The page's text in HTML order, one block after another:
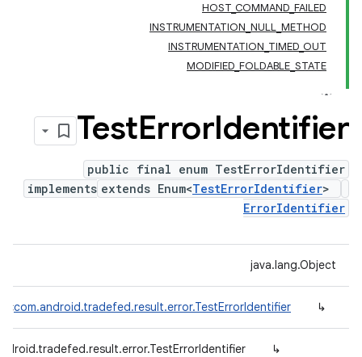
HOST_COMMAND_FAILED
INSTRUMENTATION_NULL_METHOD
INSTRUMENTATION_TIMED_OUT
MODIFIED_FOLDABLE_STATE
TestErrorIdentifier
public final enum TestErrorIdentifier
extends Enum<TestErrorIdentifier>
implements
ErrorIdentifier
java.lang.Object
↳
com.android.tradefed.result.error.TestErrorIdentifier
↳